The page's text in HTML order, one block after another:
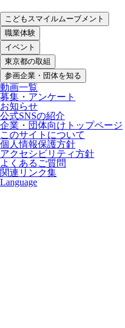
こどもスマイルムーブメント
職業体験
イベント
東京都の取組
参画企業・団体を知る
動画一覧
募集・アンケート
お知らせ
公式SNSの紹介
企業・団体向けトップページ
このサイトについて
個人情報保護方針
アクセシビリティ方針
よくあるご質問
関連リンク集
Language